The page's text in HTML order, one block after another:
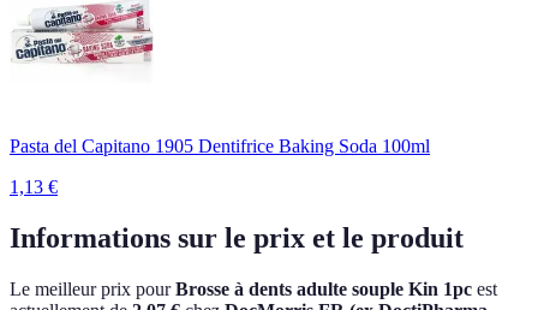
Pasta del Capitano 1905 Dentifrice Baking Soda 100ml
1,13 €
Informations sur le prix et le produit
Le meilleur prix pourBrosse à dents adulte souple Kin 1pc est